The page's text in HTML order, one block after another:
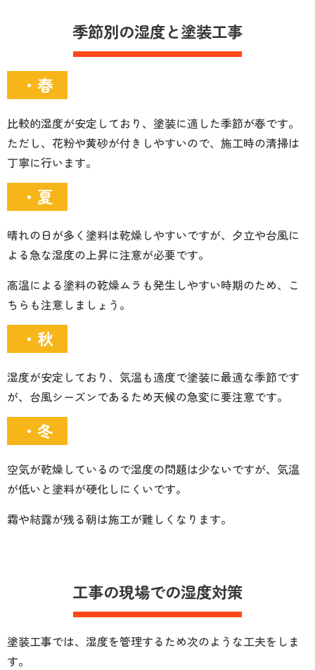
季節別の湿度と塗装工事
・春
比較的湿度が安定しており、塗装に適した季節が春です。
ただし、花粉や黄砂が付きしやすいので、施工時の清掃は
丁寧に行います。
・夏
晴れの日が多く塗料は乾燥しやすいですが、夕立や台風に
よる急な湿度の上昇に注意が必要です。
高温による塗料の乾燥ムラも発生しやすい時期のため、こ
ちらも注意しましょう。
・秋
湿度が安定しており、気温も適度で塗装に最適な季節です
が、台風シーズンであるため天候の急変に要注意です。
・冬
空気が乾燥しているので湿度の問題は少ないですが、気温
が低いと塗料が硬化しにくいです。
霜や結露が残る朝は施工が難しくなります。
工事の現場での湿度対策
塗装工事では、湿度を管理するため次のような工夫をしま
す。